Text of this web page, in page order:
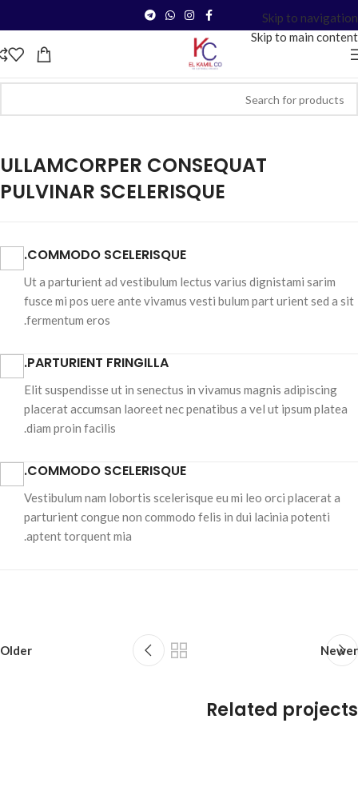
Skip to navigation
Skip to main content
ULLAMCORPER CONSEQUAT
PULVINAR SCELERISQUE
COMMODO SCELERISQUE.
Ut a parturient ad vestibulum lectus varius dignistami sarim
fusce mi pos uere ante vivamus vesti bulum part urient sed a sit
fermentum eros.
PARTURIENT FRINGILLA.
Elit suspendisse ut in senectus in vivamus magnis adipiscing
placerat accumsan laoreet nec penatibus a vel ut ipsum platea
diam proin facilis.
COMMODO SCELERISQUE.
Vestibulum nam lobortis scelerisque eu mi leo orci placerat a
parturient congue non commodo felis in dui lacinia potenti
aptent torquent mia.
Newer
Older
Related projects